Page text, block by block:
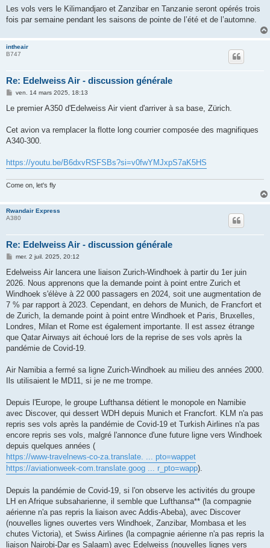
Les vols vers le Kilimandjaro et Zanzibar en Tanzanie seront opérés trois
fois par semaine pendant les saisons de pointe de l’été et de l’automne.
intheair
B747
Re: Edelweiss Air - discussion générale
M
s
g
ven. 14 mars 2025, 18:13
Le premier A350 d'Edelweiss Air vient d'arriver à sa base, Zürich.
Cet avion va remplacer la flotte long courrier composée des magnifiques
A340-300.
https://youtu.be/B6dxvRSFSBs?si=v0fwYMJxpS7aK5HS
Come on, let's fly
Rwandair Express
A380
Re: Edelweiss Air - discussion générale
M
s
a
g
mer. 2 juil. 2025, 20:12
Edelweiss Air lancera une liaison Zurich-Windhoek à partir du 1er juin
2026. Nous apprenons que la demande point à point entre Zurich et
Windhoek s'élève à 22 000 passagers en 2024, soit une augmentation de
7 % par rapport à 2023. Cependant, en dehors de Munich, de Francfort et
de Zurich, la demande point à point entre Windhoek et Paris, Bruxelles,
Londres, Milan et Rome est également importante. Il est assez étrange
que Qatar Airways ait échoué lors de la reprise de ses vols après la
pandémie de Covid-19.
Air Namibia a fermé sa ligne Zurich-Windhoek au milieu des années 2000.
Ils utilisaient le MD11, si je ne me trompe.
Depuis l'Europe, le groupe Lufthansa détient le monopole en Namibie
avec Discover, qui dessert WDH depuis Munich et Francfort. KLM n'a pas
repris ses vols après la pandémie de Covid-19 et Turkish Airlines n'a pas
encore repris ses vols, malgré l'annonce d'une future ligne vers Windhoek
depuis quelques années (
https://www-travelnews-co-za.translate. ... pto=wappet
https://aviationweek-com.translate.goog ... r_pto=wapp).
Depuis la pandémie de Covid-19, si l'on observe les activités du groupe
LH en Afrique subsaharienne, il semble que Lufthansa** (la compagnie
aérienne n'a pas repris la liaison avec Addis-Abeba), avec Discover
(nouvelles lignes ouvertes vers Windhoek, Zanzibar, Mombasa et les
chutes Victoria), et Swiss Airlines (la compagnie aérienne n'a pas repris la
liaison Nairobi-Dar es Salaam) avec Edelweiss (nouvelles lignes vers